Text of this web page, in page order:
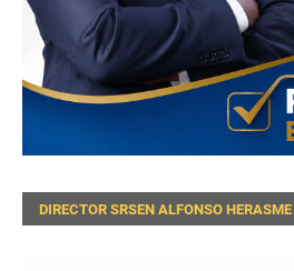
DIRECTOR SRSEN ALFONSO HERASME